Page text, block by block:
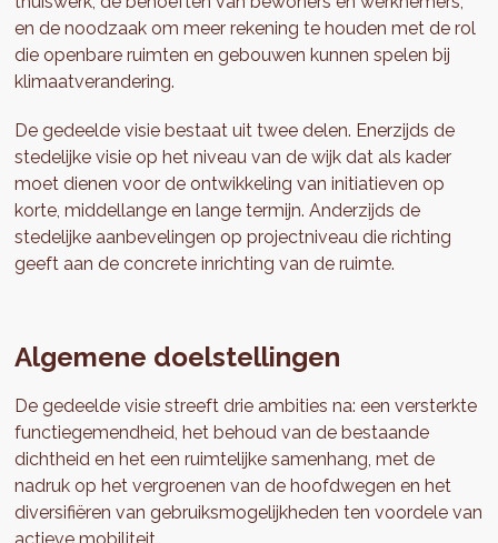
en de noodzaak om meer rekening te houden met de rol
die openbare ruimten en gebouwen kunnen spelen bij
klimaatverandering.
De gedeelde visie bestaat uit twee delen. Enerzijds de
stedelijke visie op het niveau van de wijk dat als kader
moet dienen voor de ontwikkeling van initiatieven op
korte, middellange en lange termijn. Anderzijds de
stedelijke aanbevelingen op projectniveau die richting
geeft aan de concrete inrichting van de ruimte.
Algemene doelstellingen
De gedeelde visie streeft drie ambities na: een versterkte
functiegemendheid, het behoud van de bestaande
dichtheid en het een ruimtelijke samenhang, met de
nadruk op het vergroenen van de hoofdwegen en het
diversifiëren van gebruiksmogelijkheden ten voordele van